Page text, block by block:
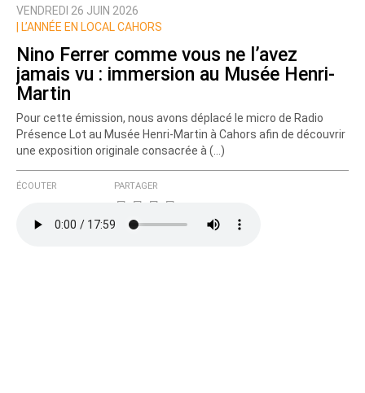
VENDREDI 26 JUIN 2026
L’ANNÉE EN LOCAL CAHORS
Nino Ferrer comme vous ne l’avez
jamais vu : immersion au Musée Henri-
Martin
Pour cette émission, nous avons déplacé le micro de Radio
Présence Lot au Musée Henri-Martin à Cahors afin de découvrir
une exposition originale consacrée à (…)
ÉCOUTER PARTAGER